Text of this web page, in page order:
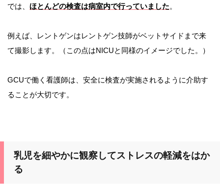
では、 ほとんどの検査は病室内で行っていました。
例えば、レントゲンはレントゲン技師がベットサイドまで来
て撮影します。（この点はNICUと同様のイメージでした。）
GCUで働く看護師は、安全に検査が実施されるように介助す
ることが大切です。
乳児を細やかに観察してストレスの軽減をはか
る